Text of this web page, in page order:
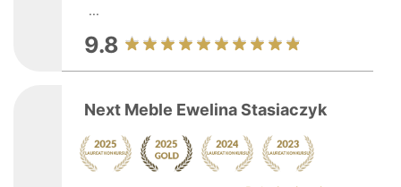
...
9.8
Next Meble Ewelina Stasiaczyk